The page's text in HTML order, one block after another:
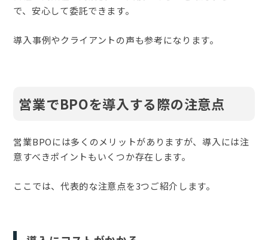
で、安心して委託できます。
導入事例やクライアントの声も参考になります。
営業でBPOを導入する際の注意点
営業BPOには多くのメリットがありますが、導入には注
意すべきポイントもいくつか存在します。
ここでは、代表的な注意点を3つご紹介します。